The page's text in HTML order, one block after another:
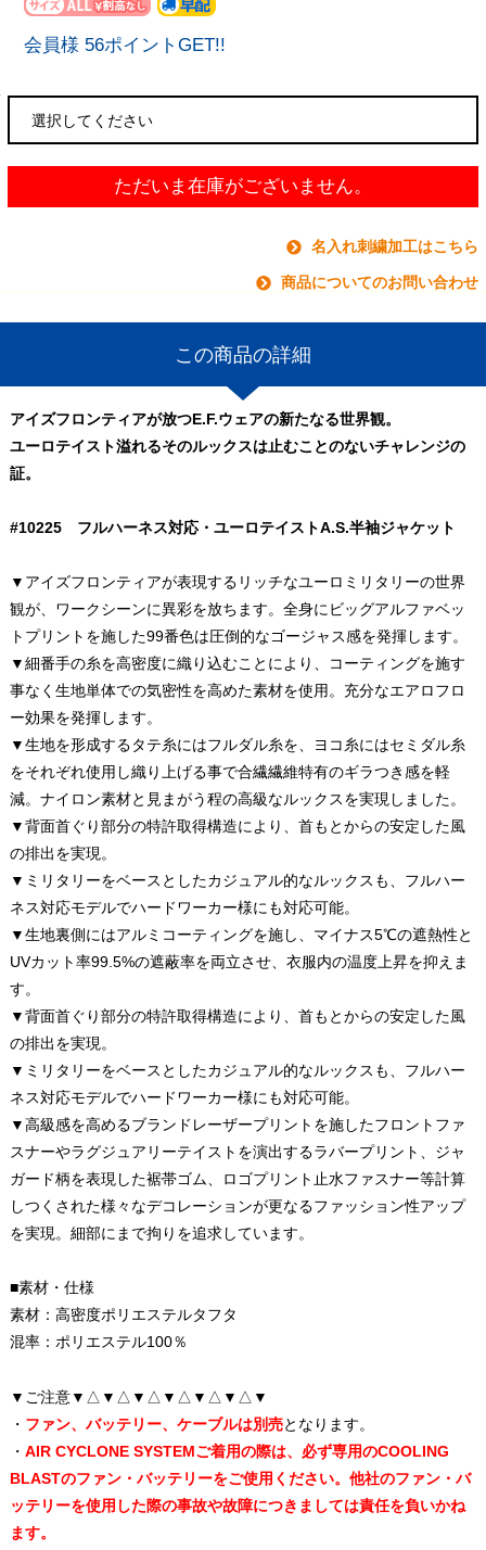
会員様 56ポイントGET!!
ただいま在庫がございません。
名入れ刺繍加工はこちら
商品についてのお問い合わせ
この商品の詳細
アイズフロンティアが放つE.F.ウェアの新たなる世界観。
ユーロテイスト溢れるそのルックスは止むことのないチャレンジの
証。
#10225 フルハーネス対応・ユーロテイストA.S.半袖ジャケット
▼アイズフロンティアが表現するリッチなユーロミリタリーの世界
観が、ワークシーンに異彩を放ちます。全身にビッグアルファベッ
トプリントを施した99番色は圧倒的なゴージャス感を発揮します。
▼細番手の糸を高密度に織り込むことにより、コーティングを施す
事なく生地単体での気密性を高めた素材を使用。充分なエアロフロ
ー効果を発揮します。
▼生地を形成するタテ糸にはフルダル糸を、ヨコ糸にはセミダル糸
をそれぞれ使用し織り上げる事で合繊繊維特有のギラつき感を軽
減。ナイロン素材と見まがう程の高級なルックスを実現しました。
▼背面首ぐり部分の特許取得構造により、首もとからの安定した風
の排出を実現。
▼ミリタリーをベースとしたカジュアル的なルックスも、フルハー
ネス対応モデルでハードワーカー様にも対応可能。
▼生地裏側にはアルミコーティングを施し、マイナス5℃の遮熱性と
UVカット率99.5%の遮蔽率を両立させ、衣服内の温度上昇を抑えま
す。
▼背面首ぐり部分の特許取得構造により、首もとからの安定した風
の排出を実現。
▼ミリタリーをベースとしたカジュアル的なルックスも、フルハー
ネス対応モデルでハードワーカー様にも対応可能。
▼高級感を高めるブランドレーザープリントを施したフロントファ
スナーやラグジュアリーテイストを演出するラバープリント、ジャ
ガード柄を表現した裾帯ゴム、ロゴプリント止水ファスナー等計算
しつくされた様々なデコレーションが更なるファッション性アップ
を実現。細部にまで拘りを追求しています。
■素材・仕様
素材：高密度ポリエステルタフタ
混率：ポリエステル100％
▼ご注意▼△▼△▼△▼△▼△▼△▼
・ ファン、バッテリー、ケーブルは別売となります。
・ AIR CYCLONE SYSTEMご着用の際は、必ず専用のCOOLING
BLASTのファン・バッテリーをご使用ください。他社のファン・バ
ッテリーを使用した際の事故や故障につきましては責任を負いかね
ます。